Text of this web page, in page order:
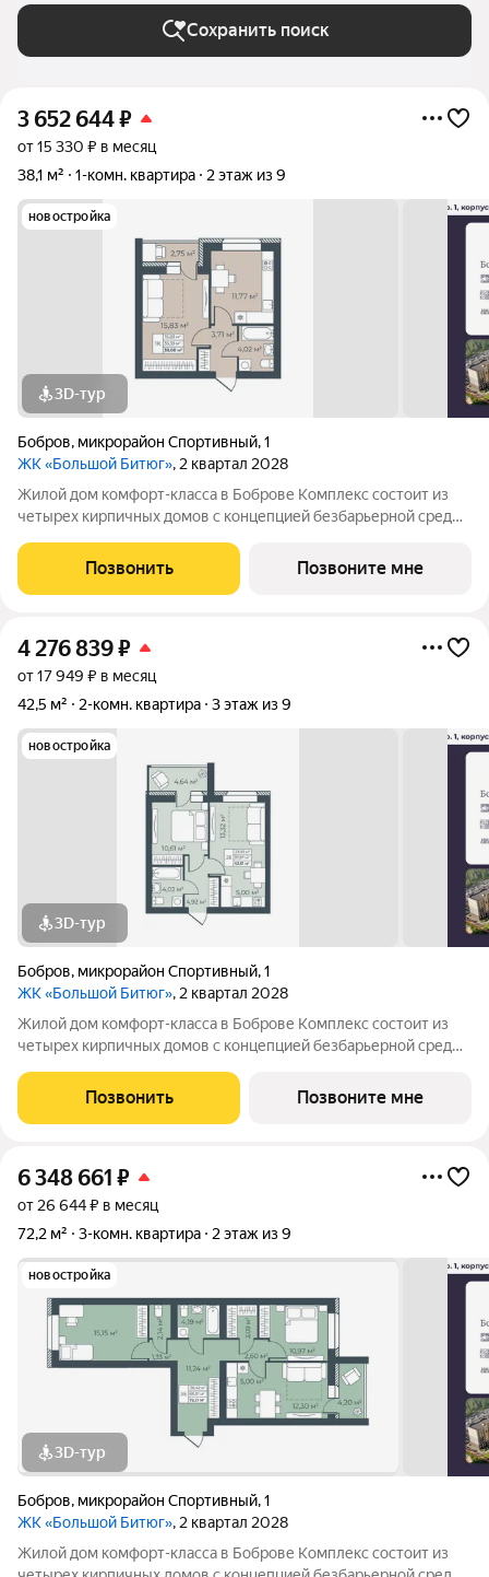
Сохранить поиск
3 652 644₽
от 15 330 ₽ в месяц
38,1 м²
1-комн. квартира 2 этаж из 9
новостройка
3D-тур
Бобров, микрорайон Спортивный,1
ЖК «Большой Битюг», 2 квартал 2028
Жилой дом комфорт-класса в Боброве Комплекс состоит из
четырех кирпичных домов с концепцией безбарьерной среды,
пожилых людей и родителей с колясками. Функциональное
использование квадратных
Позвонить Позвоните мне
4 276 839₽
от 17 949 ₽ в месяц
42,5 м²
2-комн. квартира 3 этаж из 9
новостройка
3D-тур
Бобров, микрорайон Спортивный,1
ЖК «Большой Битюг», 2 квартал 2028
Жилой дом комфорт-класса в Боброве Комплекс состоит из
четырех кирпичных домов с концепцией безбарьерной среды,
пожилых людей и родителей с колясками. Функциональное
использование квадратных
Позвонить Позвоните мне
6 348 661 ₽
от 26 644 ₽ в месяц
72,2 м²
3-комн. квартира 2 этаж из 9
новостройка
3D-тур
Бобров, микрорайон Спортивный,1
ЖК «Большой Битюг», 2 квартал 2028
Жилой дом комфорт-класса в Боброве Комплекс состоит из